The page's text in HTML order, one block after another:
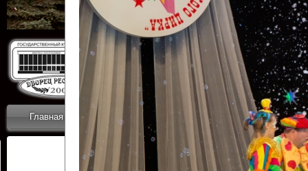
Главная Приветствие Коллективы Новости
ОТЧЕТЫ ГКЦ